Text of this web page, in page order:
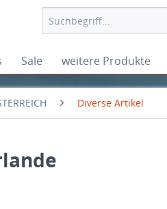
Sale weitere Produkte
Diverse Artikel